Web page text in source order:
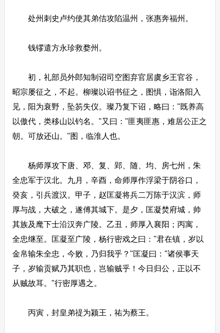
处州刺史卢约使其弟佶攻陷温州，张惠奔福州。
钱镠遣方永珍救婺州。
初，礼部员外郎知制诏司空图弃官居虞乡王官谷，
昭宗屡征之，不起。柳璨以诏书征之，图惧，诣洛阳入
见，阳为衰野，坠笏失仪。璨乃复下诏，略曰："既养高
以傲代，类移山以钓名。"又曰："匪夷匪惠，难居公正之
朝。可放还山。"图，临淮人也。
杨师厚攻下唐、邓、复、郢、随、均、房七州，朱
全忠军于汉北。九月，辛酉，命师厚作浮梁于阴谷口，
癸亥，引兵渡汉。甲子，赵匡凝将兵二万陈于汉滨，师
厚与战，大破之，遂傅其城下。是夕，匡凝焚府城，帅
其族及麾下士沿汉奔广陵。乙丑，师厚入襄阳；丙寓，
全忠继至。匡凝至广陵，杨行密戏之曰："君在镇，岁以
金帛输朱全忠，今败，乃归我乎？"匡凝曰："诸侯事天
子，岁输贡赋乃其职也，岂输贼乎！今日归公，正以不
从贼故耳。"行密厚遇之。
丙寅，封皇弟禔为颍王，祐为蔡王。